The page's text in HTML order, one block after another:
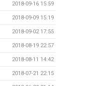
2018-09-16 15:59
2018-09-09 15:19
2018-09-02 17:55
2018-08-19 22:57
2018-08-11 14:42
2018-07-21 22:15